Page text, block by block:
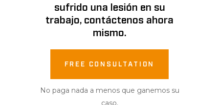
sufrido una lesión en su
trabajo, contáctenos ahora
mismo.
FREE CONSULTATION
No paga nada a menos que ganemos su
caso.